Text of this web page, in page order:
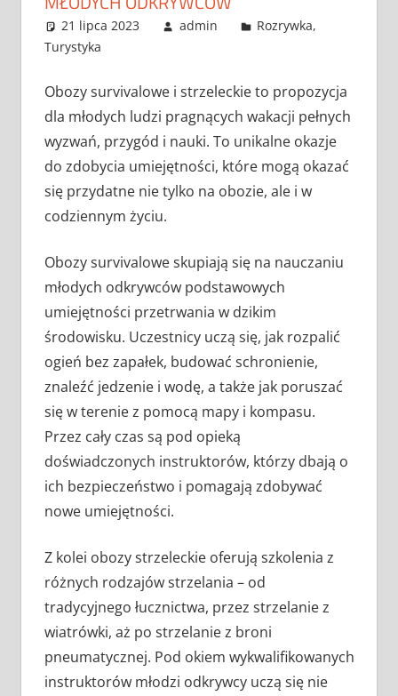
21 lipca 2023 admin Rozrywka,
Turystyka
Obozy survivalowe i strzeleckie to propozycja
dla młodych ludzi pragnących wakacji pełnych
wyzwań, przygód i nauki. To unikalne okazje
do zdobycia umiejętności, które mogą okazać
się przydatne nie tylko na obozie, ale i w
codziennym życiu.
Obozy survivalowe skupiają się na nauczaniu
młodych odkrywców podstawowych
umiejętności przetrwania w dzikim
środowisku. Uczestnicy uczą się, jak rozpalić
ogień bez zapałek, budować schronienie,
znaleźć jedzenie i wodę, a także jak poruszać
się w terenie z pomocą mapy i kompasu.
Przez cały czas są pod opieką
doświadczonych instruktorów, którzy dbają o
ich bezpieczeństwo i pomagają zdobywać
nowe umiejętności.
Z kolei obozy strzeleckie oferują szkolenia z
różnych rodzajów strzelania – od
tradycyjnego łucznictwa, przez strzelanie z
wiatrówki, aż po strzelanie z broni
pneumatycznej. Pod okiem wykwalifikowanych
instruktorów młodzi odkrywcy uczą się nie